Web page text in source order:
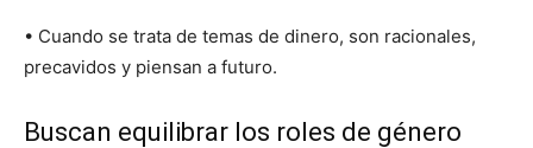
• Cuando se trata de temas de dinero, son racionales,
precavidos y piensan a futuro.
Buscan equilibrar los roles de género